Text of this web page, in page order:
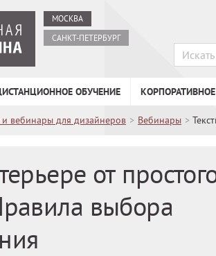
МОСКВА
САНКТ-ПЕТЕРБУРГ
ОБУЧЕНИЕ
вебинары для дизайнеров > Вебинары >
от
выбора